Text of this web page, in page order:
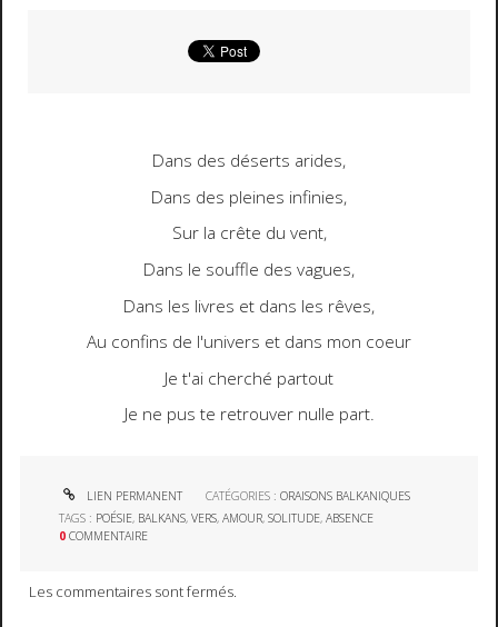
Dans des déserts arides,
Dans des pleines infinies,
Sur la crête du vent,
Dans le souffle des vagues,
Dans les livres et dans les rêves,
Au confins de l'univers et dans mon coeur
Je t'ai cherché partout
Je ne pus te retrouver nulle part.
LIEN PERMANENT CATÉGORIES :ORAISONS BALKANIQUES
TAGS : POÉSIE, BALKANS,VERS,AMOUR,SOLITUDE,ABSENCE
0 COMMENTAIRE
Les commentaires sont fermés.